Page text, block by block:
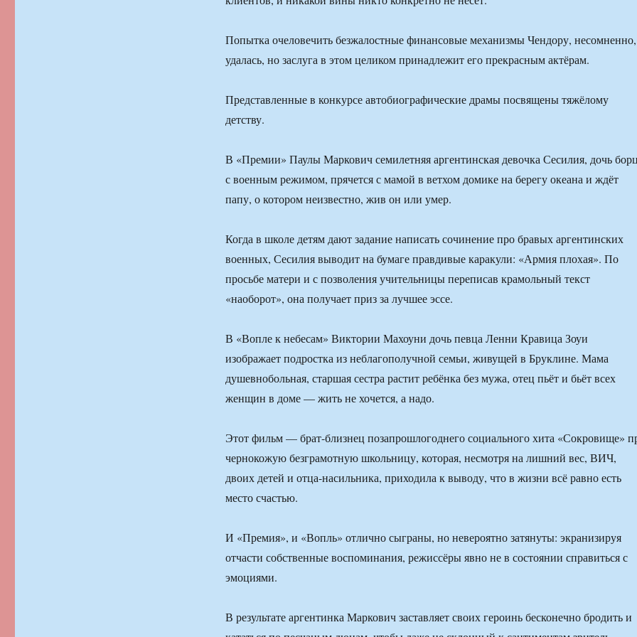
Попытка очеловечить безжалостные финансовые механизмы Чендору, несомненно,
удалась, но заслуга в этом целиком принадлежит его прекрасным актёрам.
Представленные в конкурсе автобиографические драмы посвящены тяжёлому
детству.
В «Премии» Паулы Маркович семилетняя аргентинская девочка Сесилия, дочь
с военным режимом, прячется с мамой в ветхом домике на берегу океана и ждёт
папу, о котором неизвестно, жив он или умер.
Когда в школе детям дают задание написать сочинение про бравых аргентинских
военных, Сесилия выводит на бумаге правдивые каракули: «Армия плохая». По
просьбе матери и с позволения учительницы переписав крамольный текст
«наоборот», она получает приз за лучшее эссе.
В «Вопле к небесам» Виктории Махоуни дочь певца Ленни Кравица Зоуи
изображает подростка из неблагополучной семьи, живущей в Бруклине. Мама
душевнобольная, старшая сестра растит ребёнка без мужа, отец пьёт и бьёт всех
женщин в доме — жить не хочется, а надо.
Этот фильм — брат-близнец позапрошлогоднего социального хита «Сокровище»
чернокожую безграмотную школьницу, которая, несмотря на лишний вес, ВИЧ,
двоих детей и отца-насильника, приходила к выводу, что в жизни всё равно есть
место счастью.
И «Премия», и «Вопль» отлично сыграны, но невероятно затянуты: экранизируя
отчасти собственные воспоминания, режиссёры явно не в состоянии справиться с
эмоциями.
В результате аргентинка Маркович заставляет своих героинь бесконечно бродить и